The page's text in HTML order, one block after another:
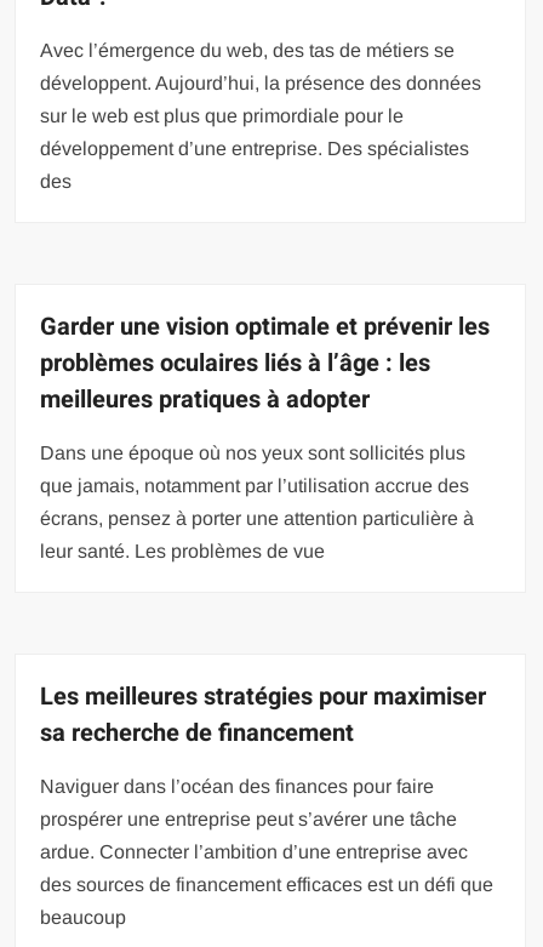
Avec l’émergence du web, des tas de métiers se
développent. Aujourd’hui, la présence des données
sur le web est plus que primordiale pour le
développement d’une entreprise. Des spécialistes
des
Garder une vision optimale et prévenir les
problèmes oculaires liés à l’âge : les
meilleures pratiques à adopter
Dans une époque où nos yeux sont sollicités plus
que jamais, notamment par l’utilisation accrue des
écrans, pensez à porter une attention particulière à
leur santé. Les problèmes de vue
Les meilleures stratégies pour maximiser
sa recherche de financement
Naviguer dans l’océan des finances pour faire
prospérer une entreprise peut s’avérer une tâche
ardue. Connecter l’ambition d’une entreprise avec
des sources de financement efficaces est un défi que
beaucoup